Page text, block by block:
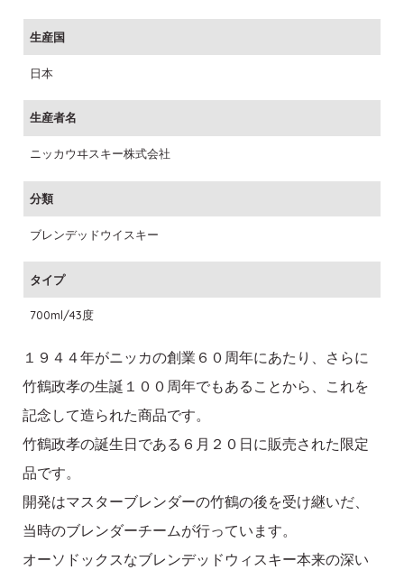
生産国
日本
生産者名
ニッカウヰスキー株式会社
分類
ブレンデッドウイスキー
タイプ
700ml/43度
１９４４年がニッカの創業６０周年にあたり、さらに
竹鶴政孝の生誕１００周年でもあることから、これを
記念して造られた商品です。
竹鶴政孝の誕生日である６月２０日に販売された限定
品です。
開発はマスターブレンダーの竹鶴の後を受け継いだ、
当時のブレンダーチームが行っています。
オーソドックスなブレンデッドウィスキー本来の深い